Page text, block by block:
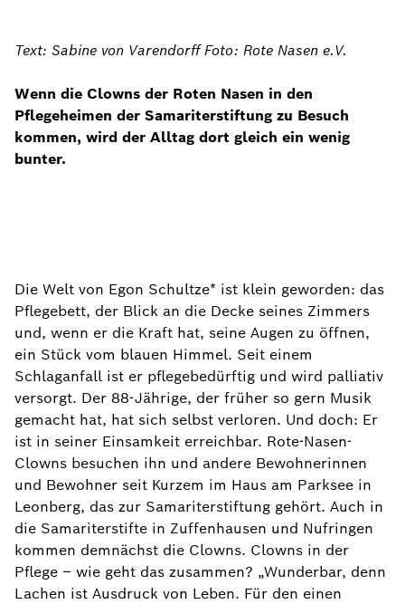
Text: Sabine von Varendorff Foto: Rote Nasen e.V.
Wenn die Clowns der Roten Nasen in den
Pflegeheimen der Samariterstiftung zu Besuch
kommen, wird der Alltag dort gleich ein wenig
bunter.
Die Welt von Egon Schultze* ist klein geworden: das
Pflegebett, der Blick an die Decke seines Zimmers
und, wenn er die Kraft hat, seine Augen zu öffnen,
ein Stück vom blauen Himmel. Seit einem
Schlaganfall ist er pflegebedürftig und wird palliativ
versorgt. Der 88-Jährige, der früher so gern Musik
gemacht hat, hat sich selbst verloren. Und doch: Er
ist in seiner Einsamkeit erreichbar. Rote-Nasen-
Clowns besuchen ihn und andere Bewohnerinnen
und Bewohner seit Kurzem im Haus am Parksee in
Leonberg, das zur Samariterstiftung gehört. Auch in
die Samariterstifte in Zuffenhausen und Nufringen
kommen demnächst die Clowns. Clowns in der
Pflege – wie geht das zusammen? „Wunderbar, denn
Lachen ist Ausdruck von Leben. Für den einen